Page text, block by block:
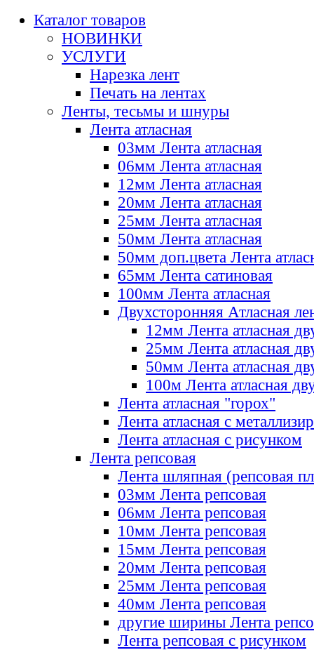
Каталог товаров
НОВИНКИ
УСЛУГИ
Нарезка лент
Печать на лентах
Ленты, тесьмы и шнуры
Лента атласная
03мм Лента атласная
06мм Лента атласная
12мм Лента атласная
20мм Лента атласная
25мм Лента атласная
50мм Лента атласная
50мм доп.цвета Лента
65мм Лента сатиновая
100мм Лента атласная
Двухсторонняя Атласная
12мм Лента атласная
25мм Лента атласная
50мм Лента атласная
100м Лента атласная
Лента атласная "горох"
Лента атласная с
Лента атласная с рисунком
Лента репсовая
Лента шляпная (репсовая
03мм Лента репсовая
06мм Лента репсовая
10мм Лента репсовая
15мм Лента репсовая
20мм Лента репсовая
25мм Лента репсовая
40мм Лента репсовая
другие ширины Лента
Лента репсовая с рисунком